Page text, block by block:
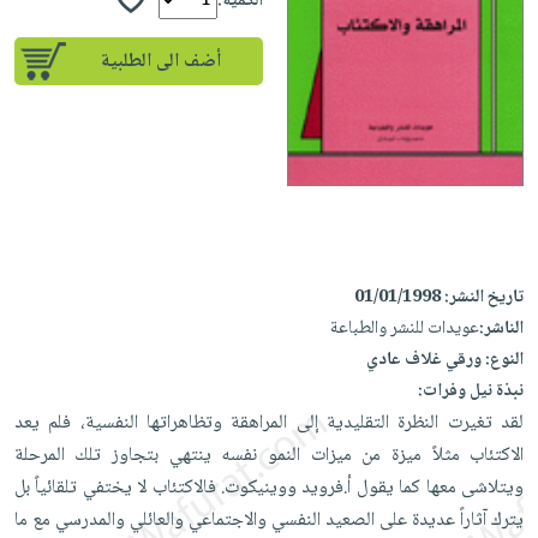
إختياراتنا
صندوق
القراءة
iKitab
على
Android
تحميل
iKitab
على
Apple
أسئلة
masmu3
على
masmu3
على
Apple
المواضيع
وسائل
جوائز
الشخصية
جديد
العناية
الشخصية
العناية
وتصفيف
الشعر
العناية
بالجسم
المطبخ
والسفرة
جديد
الكل
أواني
الطهي
أدوات
متجر
الهدايا
أقسام
أضف الى الطلبية
تاريخ النشر:01/01/1998
الناشر:عويدات للنشر والطباعة
النوع:ورقي غلاف عادي
نبذة نيل وفرات:
لقد تغيرت النظرة التقليدية إلى المراهقة وتظاهراتها النفسية، فلم يعد
الاكتئاب مثلاً ميزة من ميزات النمو نفسه ينتهي بتجاوز تلك المرحلة
ويتلاشى معها كما يقول أ.فرويد ووينيكوت. فالاكتئاب لا يختفي تلقائياً بل
يترك آثاراً عديدة على الصعيد النفسي والاجتماعي والعائلي والمدرسي مع ما